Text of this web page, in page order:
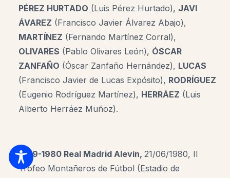
PÉREZ HURTADO (Luis Pérez Hurtado), JAVI
ÁVAREZ (Francisco Javier Álvarez Abajo),
MARTÍNEZ (Fernando Martínez Corral),
OLIVARES (Pablo Olivares León), ÓSCAR
ZANFAÑO (Óscar Zanfaño Hernández), LUCAS
(Francisco Javier de Lucas Expósito), RODRÍGUEZ
(Eugenio Rodríguez Martínez), HERRÁEZ (Luis
Alberto Herráez Muñoz).
1979-1980 Real Madrid Alevín, 21/06/1980, II
Trofeo Montañeros de Fútbol (Estadio de